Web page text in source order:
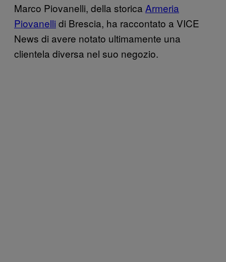
Marco Piovanelli, della storica Armeria
Piovanelli di Brescia, ha raccontato a VICE
News di avere notato ultimamente una
clientela diversa nel suo negozio.